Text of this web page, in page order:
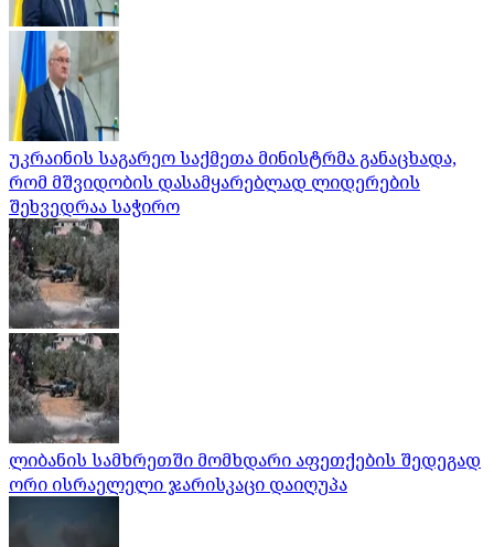
უკრაინის საგარეო საქმეთა მინისტრმა განაცხადა,
რომ მშვიდობის დასამყარებლად ლიდერების
შეხვედრაა საჭირო
ლიბანის სამხრეთში მომხდარი აფეთქების შედეგად
ორი ისრაელელი ჯარისკაცი დაიღუპა